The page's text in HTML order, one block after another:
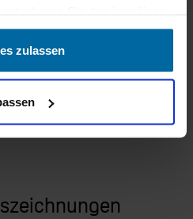
Datenschutzerklärung.
zulassen
Jahreszins, 48 Monate
€ Gesamtbetrag.